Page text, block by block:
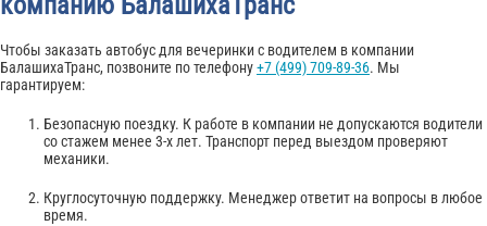
Чтобы заказать автобус для вечеринки с водителем в компании
БалашихаТранс, позвоните по телефону+7 (499) 709-89-36. Мы
гарантируем:
Безопасную поездку. К работе в компании не допускаются водители
со стажем менее 3-х лет. Транспорт перед выездом проверяют
механики.
Круглосуточную поддержку. Менеджер ответит на вопросы в любое
время.